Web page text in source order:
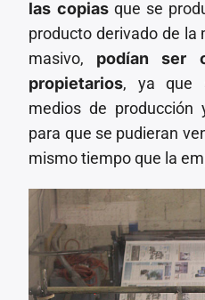
las copiasque se
producto derivado de la
masivo, podían ser
propietarios, ya que
medios de producción
para que se pudieran
mismo tiempo que la